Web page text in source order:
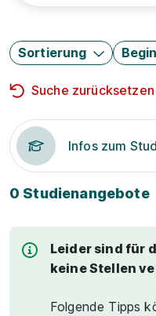
Sortierung
Suche zurücksetzen
Infos zum
0 Studienangebote
Leider sind für
keine Stellen
Folgende Tipps